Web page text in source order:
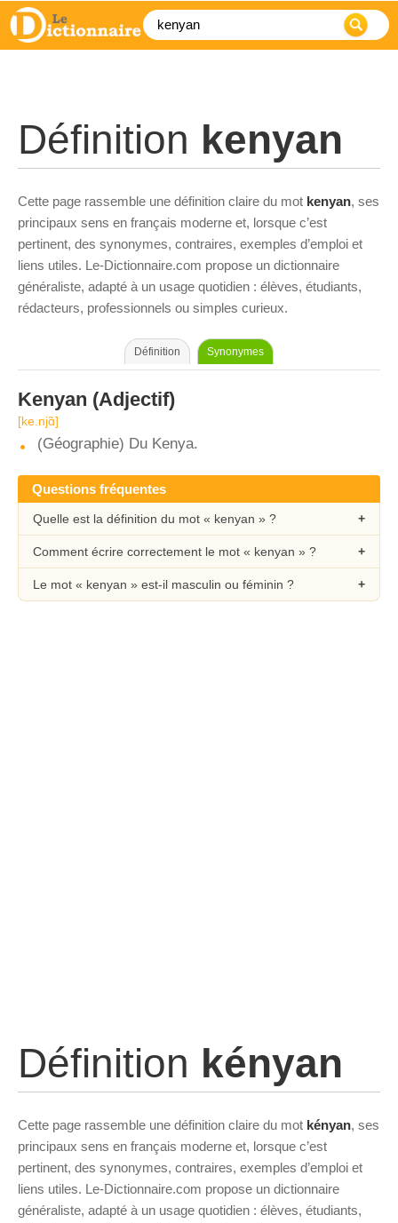
Définition kenyan
Cette page rassemble une définition claire du mot kenyan, ses
principaux sens en français moderne et, lorsque c’est
pertinent, des synonymes, contraires, exemples d’emploi et
liens utiles. Le-Dictionnaire.com propose un dictionnaire
généraliste, adapté à un usage quotidien : élèves, étudiants,
rédacteurs, professionnels ou simples curieux.
Définition Synonymes
Kenyan (Adjectif)
[ke.njɑ̃]
(Géographie) Du Kenya.
Questions fréquentes
Quelle est la définition du mot « kenyan » ?
Comment écrire correctement le mot « kenyan » ?
Le mot « kenyan » est-il masculin ou féminin ?
Définition kényan
Cette page rassemble une définition claire du mot kényan, ses
principaux sens en français moderne et, lorsque c’est
pertinent, des synonymes, contraires, exemples d’emploi et
liens utiles. Le-Dictionnaire.com propose un dictionnaire
généraliste, adapté à un usage quotidien : élèves, étudiants,